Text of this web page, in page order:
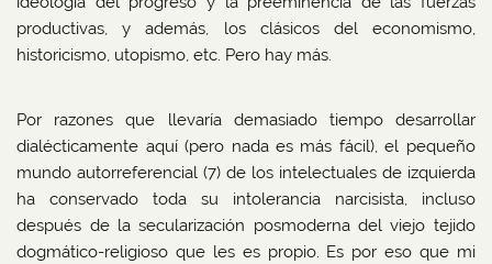
productivas, y además, los clásicos del economismo,
historicismo, utopismo, etc. Pero hay más.
Por razones que llevaría demasiado tiempo desarrollar
dialécticamente aquí (pero nada es más fácil), el pequeño
mundo autorreferencial (7) de los intelectuales de izquierda
ha conservado toda su intolerancia narcisista, incluso
después de la secularización posmoderna del viejo tejido
dogmático-religioso que les es propio. Es por eso que mi